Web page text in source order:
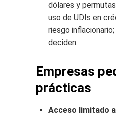
dólares y
uso de UDIs en
riesgo
deciden.
Empresas
prácticas
Acceso limitado